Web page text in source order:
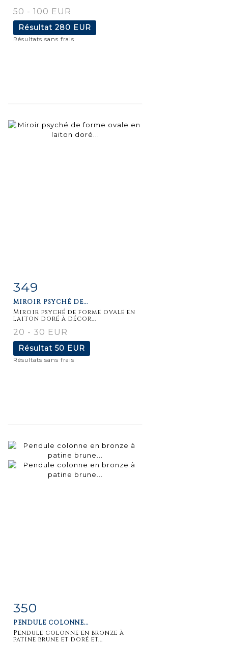
50 - 100 EUR
Résultat 280 EUR
Résultats sans frais
Fiche
349
MIROIR PSYCHÉ DE...
Miroir psyché de forme ovale en
laiton doré à décor...
20 - 30 EUR
Résultat 50 EUR
Résultats sans frais
Fiche
350
PENDULE COLONNE...
Pendule colonne en bronze à
patine brune et doré et...